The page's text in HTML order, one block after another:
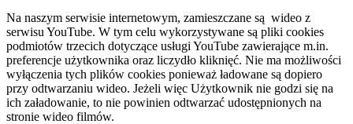
Na naszym serwisie internetowym, zamieszczane są wideo z
serwisu YouTube. W tym celu wykorzystywane są pliki cookies
podmiotów trzecich dotyczące usługi YouTube zawierające m.in.
preferencje użytkownika oraz liczydło kliknięć. Nie ma możliwości
wyłączenia tych plików cookies ponieważ ładowane są dopiero
przy odtwarzaniu wideo. Jeżeli więc Użytkownik nie godzi się na
ich załadowanie, to nie powinien odtwarzać udostępnionych na
stronie wideo filmów.